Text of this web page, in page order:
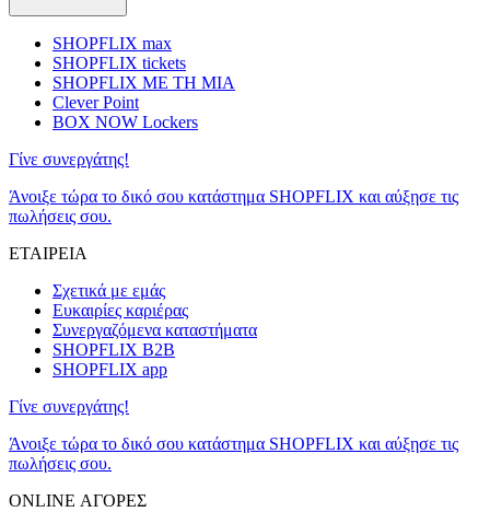
SHOPFLIX max
SHOPFLIX tickets
SHOPFLIX ΜΕ ΤΗ ΜΙΑ
Clever Point
BOX NOW Lockers
Γίνε συνεργάτης!
Άνοιξε τώρα το δικό σου κατάστημα SHOPFLIX και αύξησε τις
πωλήσεις σου.
ΕΤΑΙΡΕΙΑ
Σχετικά με εμάς
Ευκαιρίες καριέρας
Συνεργαζόμενα καταστήματα
SHOPFLIX B2B
SHOPFLIX app
Γίνε συνεργάτης!
Άνοιξε τώρα το δικό σου κατάστημα SHOPFLIX και αύξησε τις
πωλήσεις σου.
ONLINE ΑΓΟΡΕΣ